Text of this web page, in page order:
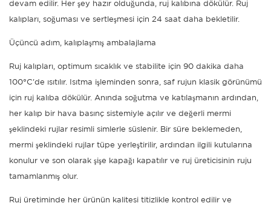
devam edilir. Her şey hazır olduğunda, ruj kalıbına dökülür. Ruj
kalıpları, soğuması ve sertleşmesi için 24 saat daha bekletilir.
Üçüncü adım, kalıplaşmış ambalajlama
Ruj kalıpları, optimum sıcaklık ve stabilite için 90 dakika daha
100°C'de ısıtılır. Isıtma işleminden sonra, saf rujun klasik görünümü
için ruj kalıba dökülür. Anında soğutma ve katılaşmanın ardından,
her kalıp bir hava basınç sistemiyle açılır ve değerli mermi
şeklindeki rujlar resimli simlerle süslenir. Bir süre beklemeden,
mermi şeklindeki rujlar tüpe yerleştirilir, ardından ilgili kutularına
konulur ve son olarak şişe kapağı kapatılır ve ruj üreticisinin ruju
tamamlanmış olur.
Ruj üretiminde her ürünün kalitesi titizlikle kontrol edilir ve